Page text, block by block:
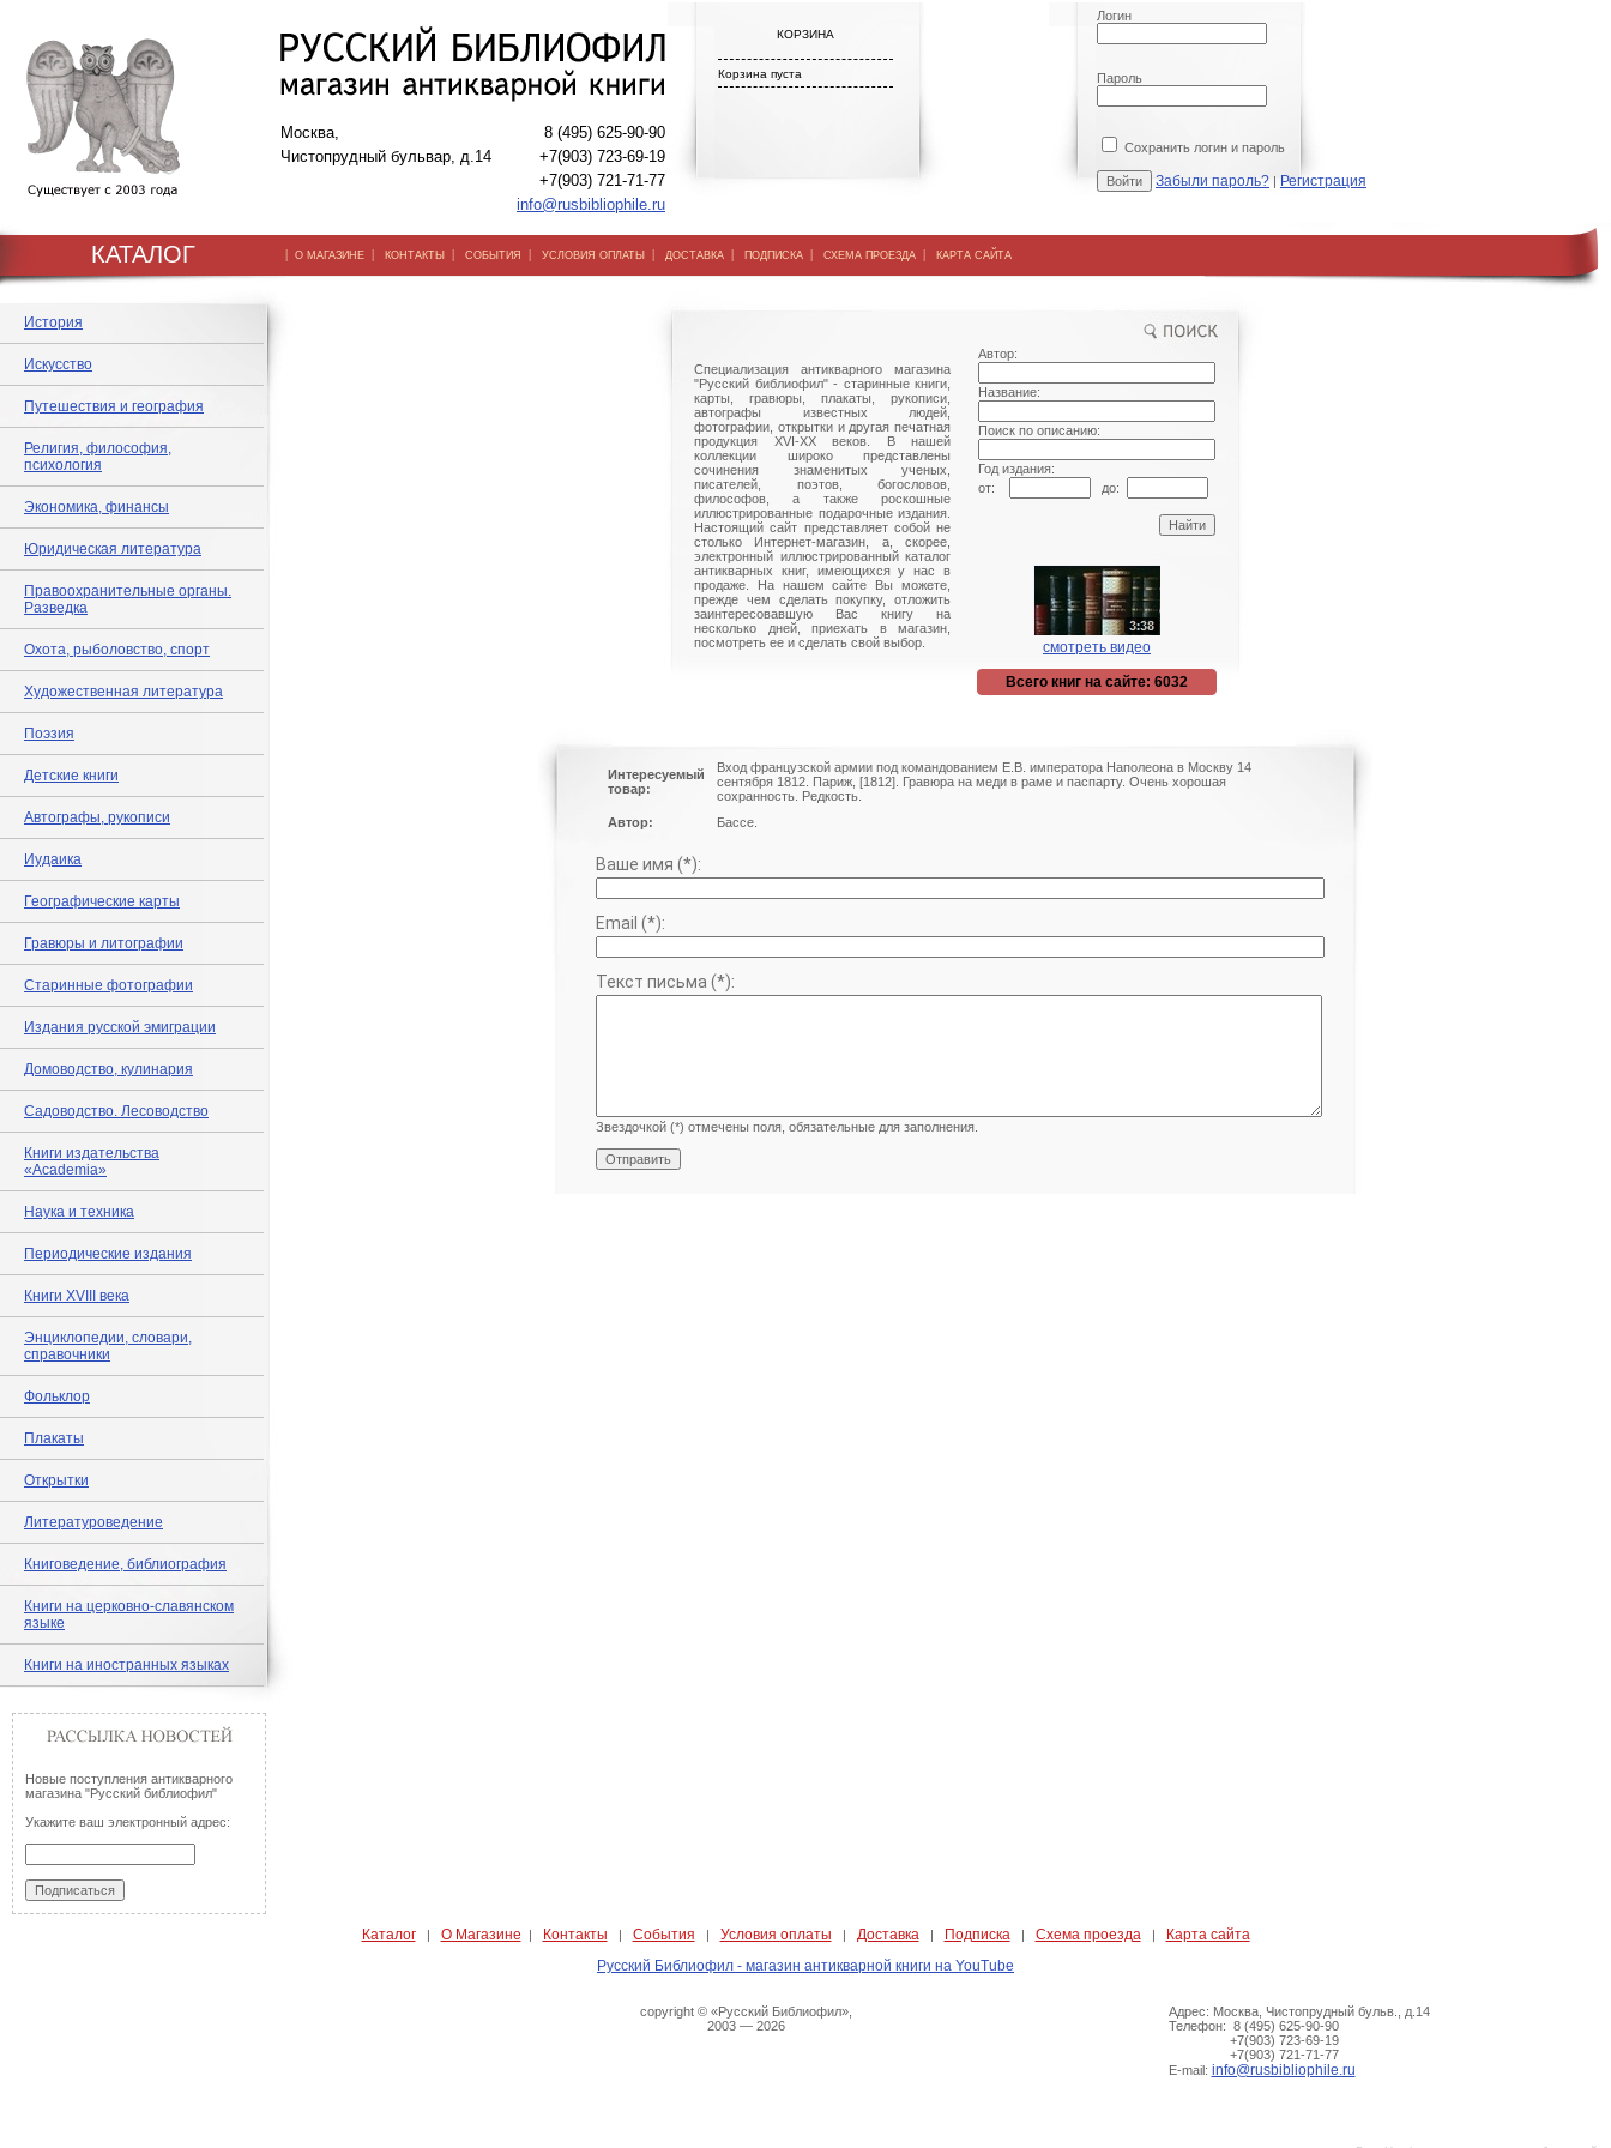
Москва,
Чистопрудный бульвар, д.14
8 (495) 625-90-90
+7(903) 723-69-19
+7(903) 721-71-77
info@rusbibliophile.ru
КОРЗИНА
Корзина пуста
Логин
Пароль
Сохранить логин и пароль
Забыли пароль? | Регистрация
КАТАЛОГ | О МАГАЗИНЕ | КОНТАКТЫ | СОБЫТИЯ | УСЛОВИЯ ОПЛАТЫ | ДОСТАВКА | ПОДПИСКА | СХЕМА ПРОЕЗДА | КАРТА САЙТА
История
Искусство
Путешествия и география
Религия, философия,
психология
Экономика, финансы
Юридическая литература
Правоохранительные органы.
Разведка
Охота, рыболовство, спорт
Художественная литература
Поэзия
Детские книги
Автографы, рукописи
Иудаика
Географические карты
Гравюры и литографии
Старинные фотографии
Издания русской эмиграции
Домоводство, кулинария
Садоводство. Лесоводство
Книги издательства
«Academia»
Наука и техника
Периодические издания
Книги XVIII века
Энциклопедии, словари,
справочники
Фольклор
Плакаты
Открытки
Литературоведение
Книговедение, библиография
Книги на церковно-славянском
языке
Книги на иностранных языках
Новые поступления антикварного
магазина "Русский библиофил"
Укажите ваш электронный адрес:
Специализация антикварного магазина
"Русский библиофил" - старинные книги,
карты, гравюры, плакаты, рукописи,
автографы известных людей,
фотографии, открытки и другая печатная
продукция XVI-XX веков. В нашей
коллекции широко представлены
сочинения знаменитых ученых,
писателей, поэтов, богословов,
философов, а также роскошные
иллюстрированные подарочные издания.
Настоящий сайт представляет собой не
столько Интернет-магазин, а, скорее,
электронный иллюстрированный каталог
антикварных книг, имеющихся у нас в
продаже. На нашем сайте Вы можете,
прежде чем сделать покупку, отложить
заинтересовавшую Вас книгу на
несколько дней, приехать в магазин,
посмотреть ее и сделать свой выбор.
Автор:
Название:
Поиск по описанию:
Год издания:
от:
до:
смотреть видео
Всего книг на сайте: 6032
Интересуемый
товар:
Вход французской армии под командованием Е.В. императора Наполеона в Москву 14
сентября 1812. Париж, [1812]. Гравюра на меди в раме и паспарту. Очень хорошая
сохранность. Редкость.
Автор:
Бассе.
Ваше имя (*):
Email (*):
Текст письма (*):
Звездочкой (*) отмечены поля, обязательные для заполнения.
Каталог| О Магазине | Контакты | События | Условия оплаты | Доставка | Подписка | Схема проезда |
Карта сайта
Русский Библиофил - магазин антикварной книги на YouTube
copyright © «Русский Библиофил»,
2003 — 2026
Адрес: Москва, Чистопрудный бульв., д.14
Телефон: 8 (495) 625-90-90
+7(903) 723-69-19
+7(903) 721-71-77
E-mail: info@rusbibliophile.ru